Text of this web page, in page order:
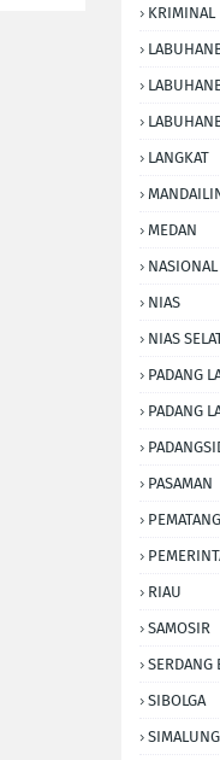
KRIMINAL
LANGKAT
MEDAN
NASIONAL
NIAS
NIAS
PADANG
PADANG
PASAMAN
RIAU
SAMOSIR
SERDANG
SIBOLGA